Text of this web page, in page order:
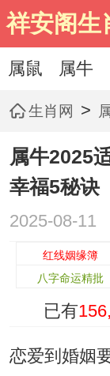
祥安阁生
属鼠 属牛
生肖网 >
属牛2025
幸福5秘诀
2025-08-11
红线姻缘簿
八字命运精批
已有
恋爱到婚姻